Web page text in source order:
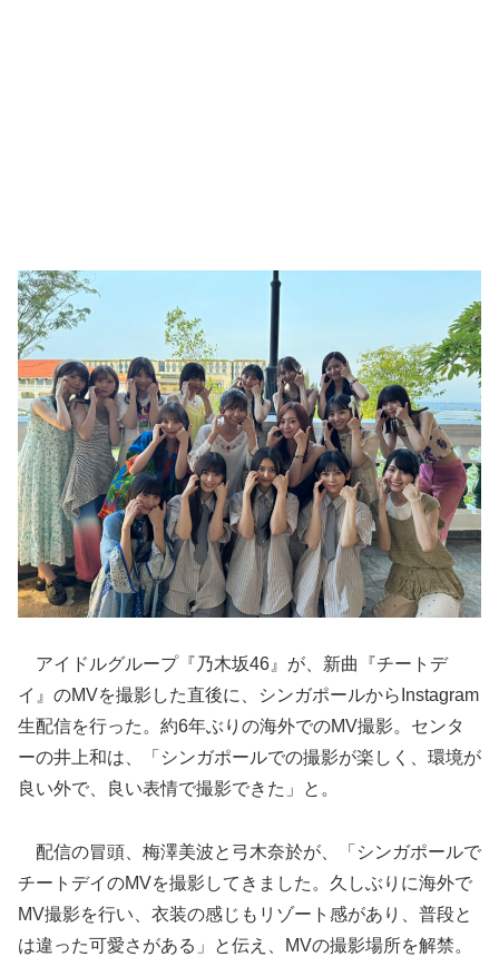
アイドルグループ『乃木坂46』が、新曲『チートデ
イ』のMVを撮影した直後に、シンガポールからInstagram
生配信を行った。約6年ぶりの海外でのMV撮影。センタ
ーの井上和は、「シンガポールでの撮影が楽しく、環境が
良い外で、良い表情で撮影できた」と。
配信の冒頭、梅澤美波と弓木奈於が、「シンガポールで
チートデイのMVを撮影してきました。久しぶりに海外で
MV撮影を行い、衣装の感じもリゾート感があり、普段と
は違った可愛さがある」と伝え、MVの撮影場所を解禁。